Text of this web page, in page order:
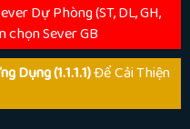
Dự Phòng (ST, DL, GH,
chọn Sever GB
Dụng (1.1.1.1)Để Cải Thiện